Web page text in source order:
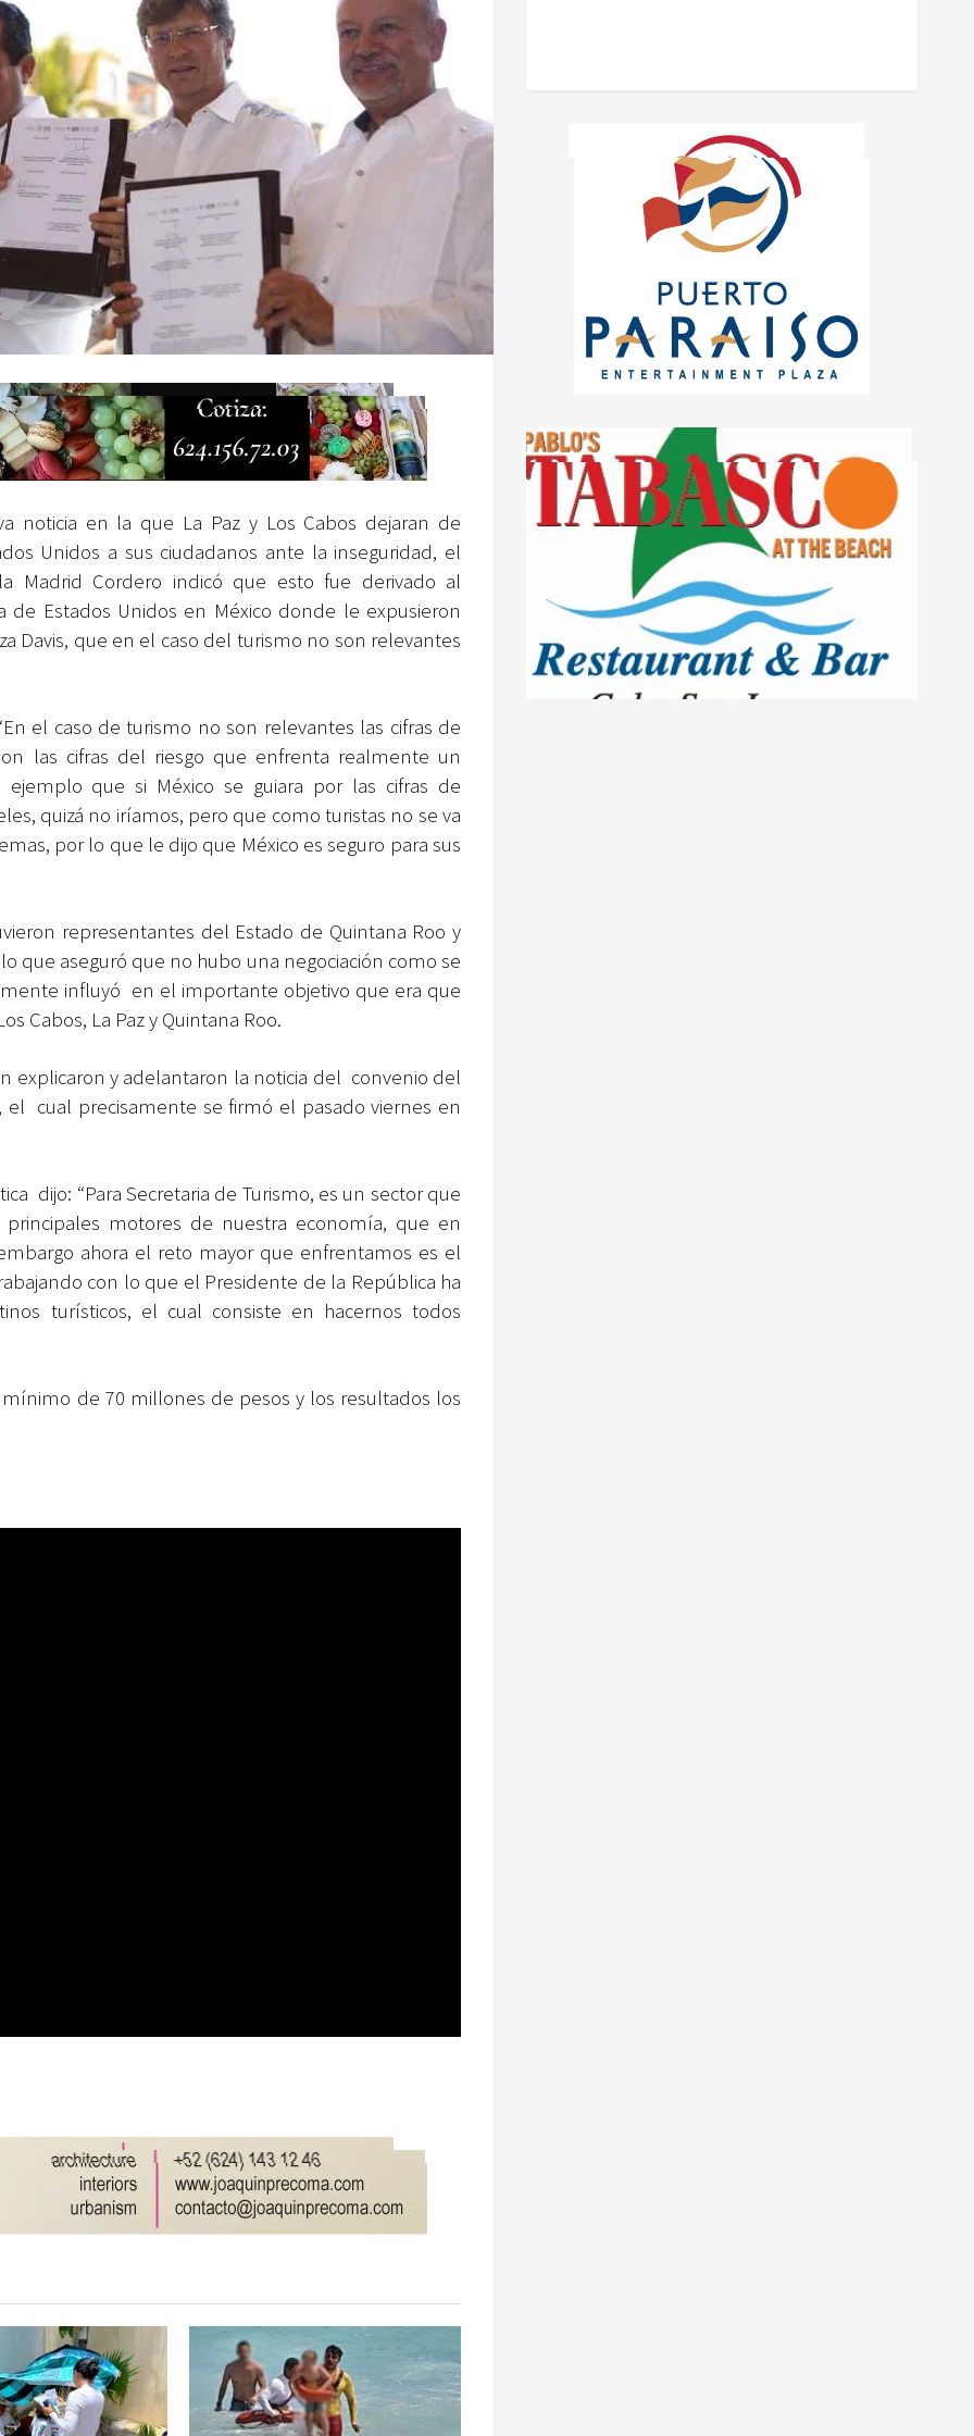
noticia en la que La Paz y Los Cabos dejaran de
Unidos a sus ciudadanos ante la inseguridad, el
Madrid Cordero indicó que esto fue derivado al
Estados Unidos en México donde le expusieron
Davis, que en el caso del turismo no son relevantes
el caso de turismo no son relevantes las cifras de
las cifras del riesgo que enfrenta realmente un
que si México se guiara por las cifras de
quizá no iríamos, pero que como turistas no se va
por lo que le dijo que México es seguro para sus
representantes del Estado de Quintana Roo y
que aseguró que no hubo una negociación como se
influyó en el importante objetivo que era que
Cabos, La Paz y Quintana Roo.
explicaron y adelantaron la noticia del convenio del
cual precisamente se firmó el pasado viernes en
dijo: “Para Secretaria de Turismo, es un sector que
motores de nuestra economía, que en
ahora el reto mayor que enfrentamos es el
con lo que el Presidente de la República ha
turísticos, el cual consiste en hacernos todos
de 70 millones de pesos y los resultados los